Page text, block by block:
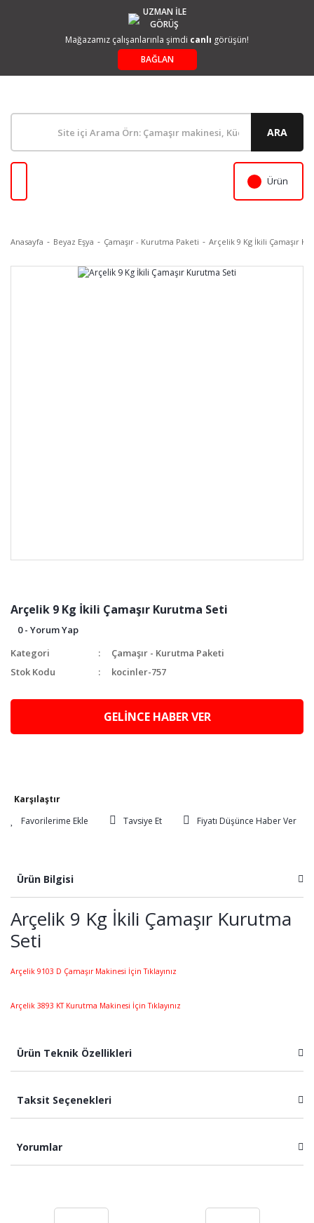
UZMAN İLE
GÖRÜŞ
Mağazamız çalışanlarınla şimdi canlı görüşün!
BAĞLAN
ARA
Ürün
Anasayfa Beyaz Eşya Çamaşır - Kurutma Paketi Arçelik 9 Kg İkili Çamaşır
Arçelik 9 Kg İkili Çamaşır Kurutma Seti
0 - Yorum Yap
Kategori
Çamaşır - Kurutma Paketi
Stok Kodu
kocinler-757
GELİNCE HABER VER
Karşılaştır
Tavsiye Et
Fiyatı Düşünce Haber Ver
Ürün Bilgisi
Arçelik 9 Kg İkili Çamaşır Kurutma
Seti
Arçelik 9103 D Çamaşır Makinesi İçin Tıklayınız
Arçelik 3893 KT Kurutma Makinesi İçin Tıklayınız
Ürün Teknik Özellikleri
Taksit Seçenekleri
Yorumlar